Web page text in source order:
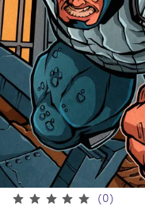
(0)